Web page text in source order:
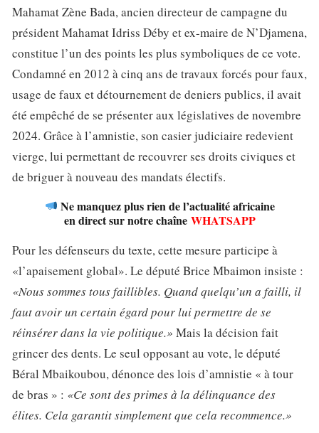
Mahamat Zène Bada, ancien directeur de campagne du
président Mahamat Idriss Déby et ex-maire de N’Djamena,
constitue l’un des points les plus symboliques de ce vote.
Condamné en 2012 à cinq ans de travaux forcés pour faux,
usage de faux et détournement de deniers publics, il avait
été empêché de se présenter aux législatives de novembre
2024. Grâce à l’amnistie, son casier judiciaire redevient
vierge, lui permettant de recouvrer ses droits civiques et
de briguer à nouveau des mandats électifs.
Ne manquez plus rien de l’actualité africaine
en direct sur notre chaîne WHATSAPP
Pour les défenseurs du texte, cette mesure participe à
«l’apaisement global». Le député Brice Mbaimon insiste :
«Nous sommes tous faillibles. Quand quelqu’un a failli, il
faut avoir un certain égard pour lui permettre de se
réinsérer dans la vie politique.» Mais la décision fait
grincer des dents. Le seul opposant au vote, le député
Béral Mbaikoubou, dénonce des lois d’amnistie « à tour
de bras » : «Ce sont des primes à la délinquance des
élites. Cela garantit simplement que cela recommence.»